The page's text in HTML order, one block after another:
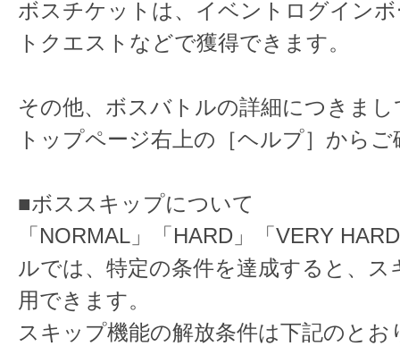
ボスチケットは、イベントログイン
トクエストなどで獲得できます。
その他、ボスバトルの詳細につきま
トップページ右上の［ヘルプ］から
■ボススキップについて
「NORMAL」「HARD」「VERY
ルでは、特定の条件を達成すると、ス
用できます。
スキップ機能の解放条件は下記のとお